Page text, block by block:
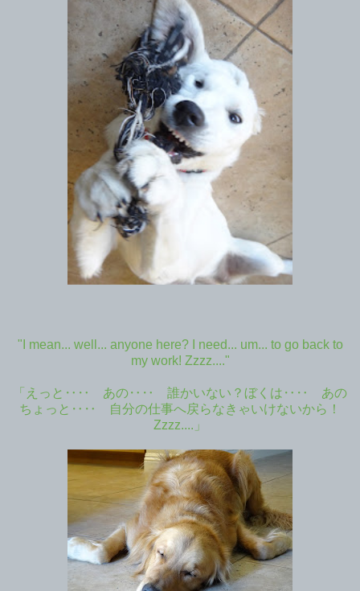
"I mean... well... anyone here? I need... um... to go back to
my work! Zzzz...."
「えっと‥‥ あの‥‥ 誰かいない？ぼくは‥‥ あの
ちょっと‥‥ 自分の仕事へ戻らなきゃいけないから！
Zzzz....」